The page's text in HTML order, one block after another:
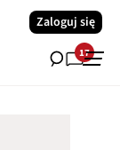
Zaloguj się
17